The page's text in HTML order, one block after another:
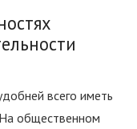
всего иметь
общественном